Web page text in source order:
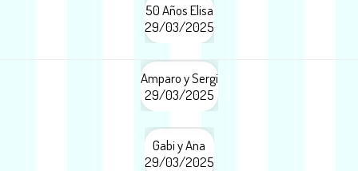
50 Años Elisa
29/03/2025
Amparo y Sergi
29/03/2025
Gabi y Ana
29/03/2025